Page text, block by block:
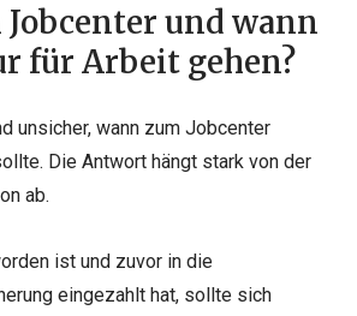
und wann
für Arbeit gehen?
unsicher, wann zum Jobcenter
Die Antwort hängt stark von der
ab.
ist und zuvor in die
eingezahlt hat, sollte sich